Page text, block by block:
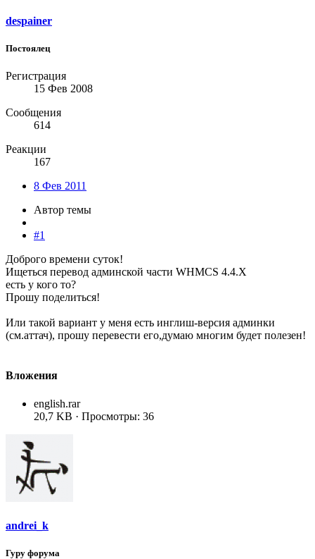
despainer
Постоялец
Регистрация
15 Фев 2008
Сообщения
614
Реакции
167
8 Фев 2011
Автор темы
#1
Доброго времени суток!
Ищеться перевод админской части WHMCS 4.4.X
есть у кого то?
Прошу поделиться!
Или такой вариант у меня есть инглиш-версия админки
(см.аттач), прошу перевести его,думаю многим будет полезен!
Вложения
english.rar
20,7 KB · Просмотры: 36
andrei_k
Гуру форума